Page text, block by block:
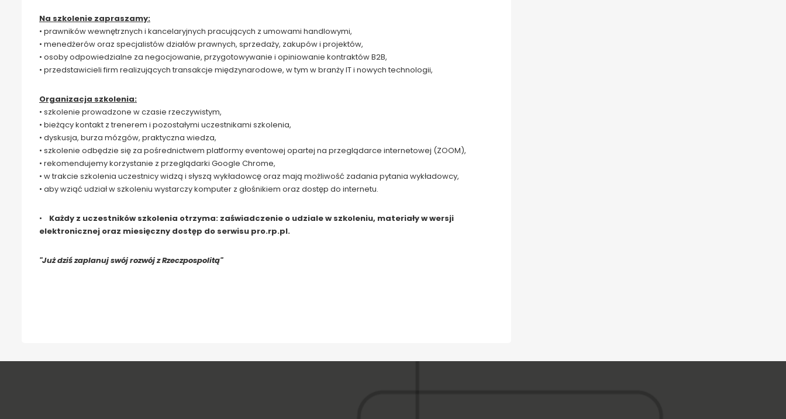
Na szkolenie zapraszamy:
• prawników wewnętrznych i kancelaryjnych pracujących z umowami handlowymi,
• menedżerów oraz specjalistów działów prawnych, sprzedaży, zakupów i projektów,
• osoby odpowiedzialne za negocjowanie, przygotowywanie i opiniowanie kontraktów B2B,
• przedstawicieli firm realizujących transakcje międzynarodowe, w tym w branży IT i nowych technologii,
Organizacja szkolenia:
• szkolenie prowadzone w czasie rzeczywistym,
• bieżący kontakt z trenerem i pozostałymi uczestnikami szkolenia,
• dyskusja, burza mózgów, praktyczna wiedza,
• szkolenie odbędzie się za pośrednictwem platformy eventowej opartej na przeglądarce internetowej (ZOOM),
• rekomendujemy korzystanie z przeglądarki Google Chrome,
• w trakcie szkolenia uczestnicy widzą i słyszą wykładowcę oraz mają możliwość zadania pytania wykładowcy,
• aby wziąć udział w szkoleniu wystarczy komputer z głośnikiem oraz dostęp do internetu.
•
Każdy z uczestników szkolenia otrzyma: zaświadczenie o udziale w szkoleniu, materiały w wersji
elektronicznej oraz miesięczny dostęp do serwisu pro.rp.pl.
"Już dziś zaplanuj swój rozwój z Rzeczpospolitą"